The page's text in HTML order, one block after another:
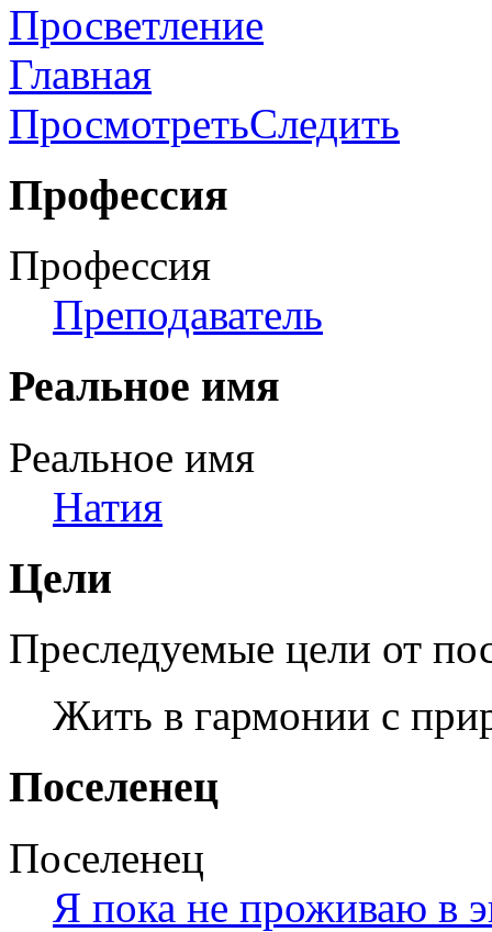
Просветление
Главная
ПросмотретьСледить
Профессия
Профессия
Преподаватель
Реальное имя
Реальное имя
Натия
Цели
Преследуемые цели от
Жить в гармонии с
Поселенец
Поселенец
Я пока не проживаю в